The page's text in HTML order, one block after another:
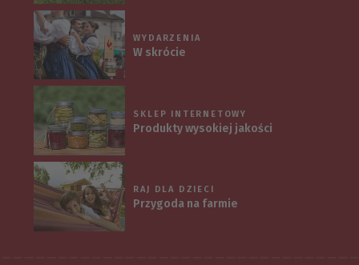
WYDARZENIA
W skrócie
SKLEP INTERNETOWY
Produkty wysokiej jakości
RAJ DLA DZIECI
Przygoda na farmie